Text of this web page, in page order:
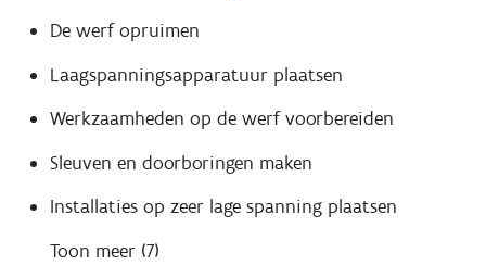
De werf opruimen
Laagspanningsapparatuur plaatsen
Werkzaamheden op de werf voorbereiden
Sleuven en doorboringen maken
Installaties op zeer lage spanning plaatsen
Toon meer (7)